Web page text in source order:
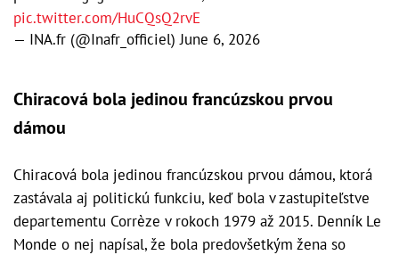
pic.twitter.com/HuCQsQ2rvE
— INA.fr (@Inafr_officiel)June 6, 2026
Chiracová bola jedinou francúzskou prvou
dámou
Chiracová bola jedinou francúzskou prvou dámou, ktorá
zastávala aj politickú funkciu, keď bola v zastupiteľstve
departementu Corrèze v rokoch 1979 až 2015. Denník Le
Monde o nej napísal, že bola predovšetkým žena so